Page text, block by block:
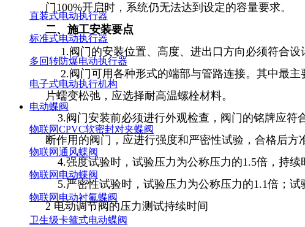
直装式电动执行器
标准式电动执行器
多回转防爆电动执行器
电子式电动执行机构
电动蝶阀
物联网CPVC软密封对夹蝶阀
物联网通风蝶阀
物联网电动蝶阀
物联网电动衬氟蝶阀
卫生级卡箍式电动蝶阀
门100%开启时，系统仍无法达到设定的容量要求。
二、施工安装要点
1.阀门的安装位置、高度、进出口方向必须符合设
2.阀门可用各种形式的端部与管路连接。其中最主
片蠕变松弛，应选择耐高温螺栓材料。
3.阀门安装前必须进行外观检查，阀门的铭牌应符
断作用的阀门，应进行强度和严密性试验，合格后
4.强度试验时，试验压力为公称压力的1.5倍，持续
5.严密性试验时，试验压力为公称压力的1.1倍；
2 电动调节阀的压力测试持续时间